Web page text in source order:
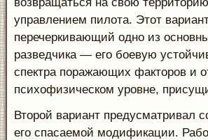
управлением пилота. Этот
перечеркивающий одно из
разведчика — его боевую
спектра поражающих факторов и
психофизическом уровне,
Второй вариант предусматривал
его спасаемой модификации.